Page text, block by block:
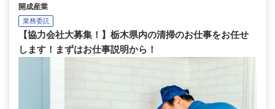
開成産業
業務委託
【協力会社大募集！】栃木県内の清掃のお仕事をお任せ
します！まずはお仕事説明から！